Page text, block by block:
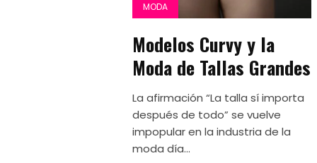
MODA
Modelos Curvy y la
Moda de Tallas Grandes
La afirmación “La talla sí importa
después de todo” se vuelve
impopular en la industria de la
moda día...